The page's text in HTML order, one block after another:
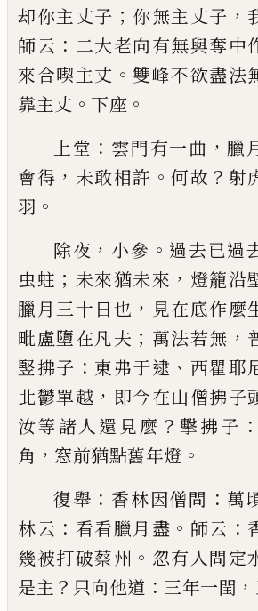
却你主丈子 ； 你無主丈子 ，
師云 ： 二大老向有無與奪中
來合喫主丈 。 雙峰不欲盡法
靠主丈 。 下座 。
上堂 ： 雲門有一曲 ， 臘
會得 ， 未敢相許 。何故 ？ 射
羽 。
除夜 ， 小參 。 過去已過
虫蛀 ； 未來猶未來 ， 燈籠沿
臘月三十日也 ， 見在底作麼
毗盧墮在凡夫 ； 萬法若無 ，
竪拂子 ： 東弗于逮 、 西瞿耶
北鬱單越 ， 即今在山僧拂子
汝等諸人還見麼 ？擊拂子 ：
角 ， 窓前猶點舊年燈 。
復舉 ： 香林因僧問 ： 萬
林云 ： 看看臘月 盡 。 師云 ：
幾被打破蔡州 。 忽有人問定
是主 ？ 只向他道 ： 三年一閏 ，